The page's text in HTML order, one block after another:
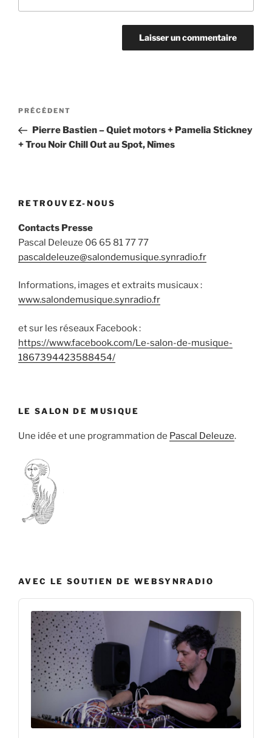
Navigation
l’article
Article
précédent
PRÉCÉDENT
Pierre Bastien – Quiet motors + Pamelia Stickney
+ Trou Noir Chill Out au Spot, Nîmes
RETROUVEZ-NOUS
Contacts Presse
Pascal Deleuze 06 65 81 77 77
pascaldeleuze@salondemusique.synradio.fr
Informations, images et extraits musicaux :
www.salondemusique.synradio.fr
et sur les réseaux Facebook :
https://www.facebook.com/Le-salon-de-musique-
1867394423588454/
LE SALON DE MUSIQUE
Une idée et une programmation de Pascal Deleuze.
AVEC LE SOUTIEN DE WEBSYNRADIO
Audio
Player